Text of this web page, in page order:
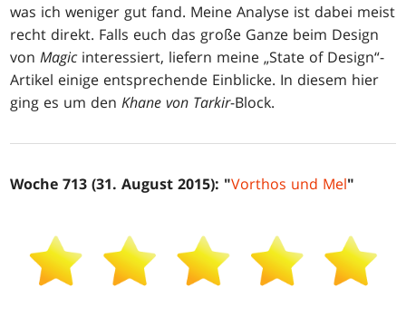
was ich weniger gut fand. Meine Analyse ist dabei meist
recht direkt. Falls euch das große Ganze beim Design
vonMagic interessiert, liefern meine „State of Design“-
Artikel einige entsprechende Einblicke. In diesem hier
ging es um denKhane von Tarkir-Block.
Woche 713 (31. August 2015): "Vorthos und Mel"